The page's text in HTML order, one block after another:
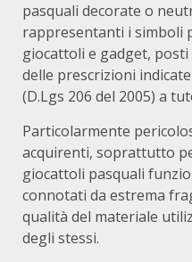
pasquali decorate o
rappresentanti i simboli
giocattoli e gadget,
delle prescrizioni
(D.Lgs 206 del 2005) a
Particolarmente
acquirenti, soprattutto
giocattoli pasquali
connotati da estrema
qualità del materiale
degli stessi.